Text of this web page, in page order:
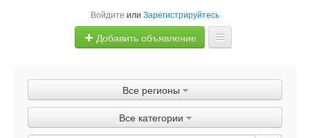
Войдите или Зарегистрируйтесь
Добавить объявление
Объявления
Быстрая продажа
Все регионы
Все категории